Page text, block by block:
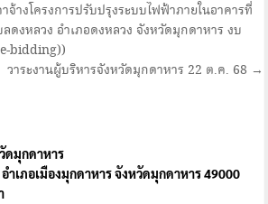
างโครงการปรับปรุงระบบไฟฟ้าภายในอาคารที่
ดงหลวง อำเภอดงหลวง จังหวัดมุกดาหาร งบ
bidding))
วาระงานผู้บริหารจังหวัดมุกดาหาร 22 ต.ค. 68 →
ดมุกดาหาร
ำเภอเมืองมุกดาหาร จังหวัดมุกดาหาร 49000